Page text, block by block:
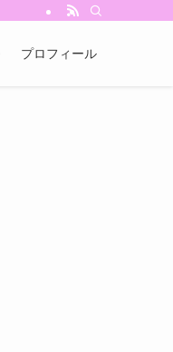
プロフィール